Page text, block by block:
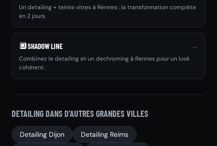
Un detailing + teinte vitres à Rennes : la transformation complète
en 2 jours.
🔲SHADOW LINE →
Combinez le detailing et un dechroming à Rennes pour un look
cohérent.
DETAILING DANS D'AUTRES GRANDES VILLES
Detailing Dijon
Detailing Reims